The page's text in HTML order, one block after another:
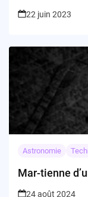
22 juin 2023
Astronomie
Mar-tienne
24 août 2024